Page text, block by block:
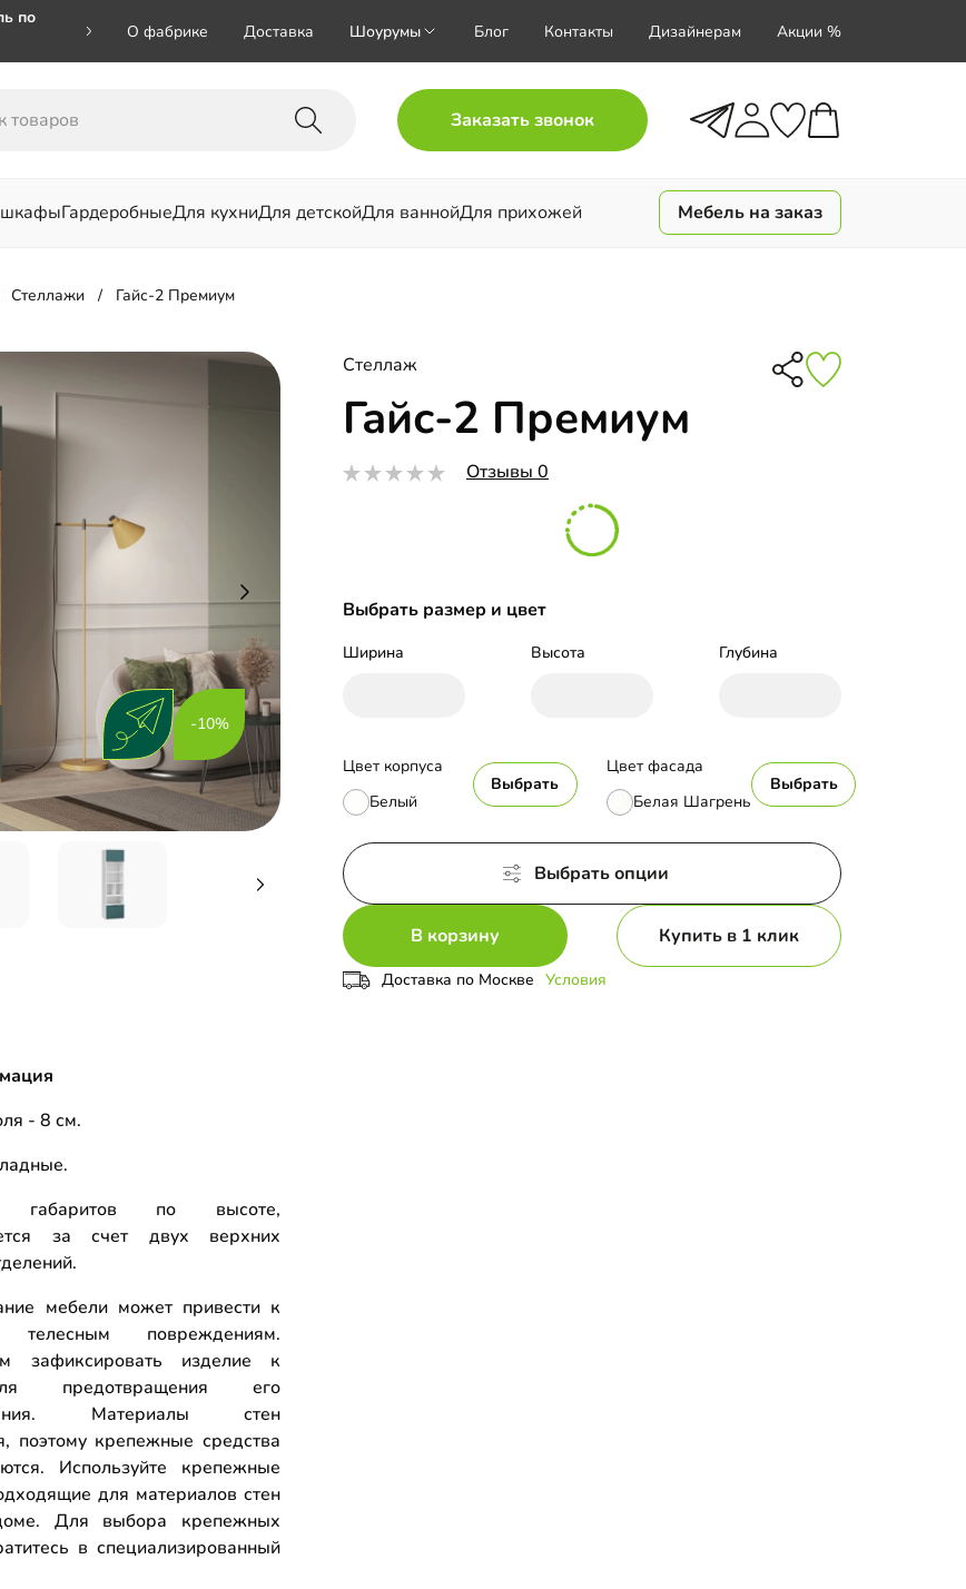
по
О фабрике Доставка Шоурумы Блог Контакты Дизайнерам Акции %
Заказать звонок
ГардеробныеДля кухниДля детскойДля ваннойДля прихожей Мебель на заказ
Стеллажи Гайс-2 Премиум
-10%
Стеллаж
Гайс-2 Премиум
Отзывы 0
Выбрать размер и цвет
Ширина Высота Глубина
Цвет корпуса
Белый
Выбрать
Цвет фасада
Белая Шагрень
Выбрать
Выбрать опции
В корзину Купить в 1 клик
Доставка по Москве Условия
- 8 см.
габаритов по высоте,
за счет двух верхних
мебели может привести к
телесным повреждениям.
зафиксировать изделие к
предотвращения его
Материалы стен
поэтому крепежные средства
Используйте крепежные
для материалов стен
Для выбора крепежных
в специализированный